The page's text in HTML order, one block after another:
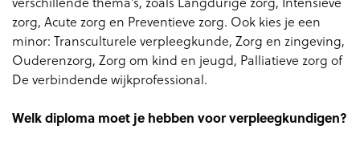
zorg, Acute zorg en Preventieve zorg. Ook kies je een
minor: Transculturele verpleegkunde, Zorg en zingeving,
Ouderenzorg, Zorg om kind en jeugd, Palliatieve zorg of
De verbindende wijkprofessional.
Welk diploma moet je hebben voor verpleegkundigen?